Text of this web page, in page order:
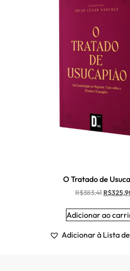
O Tratado de
R$383,41 R$
Adicionar ao
Adicionar à Lista